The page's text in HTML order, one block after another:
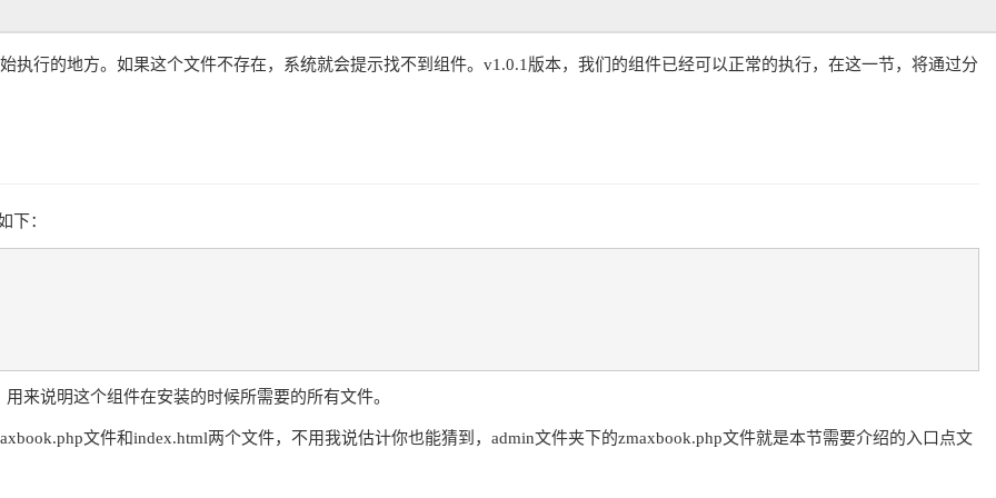
执行的地方。如果这个文件不存在，系统就会提示找不到组件。v1.0.1版本，我们的组件已经可以正常的执行，在这一节，将通过分
下：
来说明这个组件在安装的时候所需要的所有文件。
文件和index.html两个文件，不用我说估计你也能猜到，admin文件夹下的zmaxbook.php文件就是本节需要介绍的入口点文